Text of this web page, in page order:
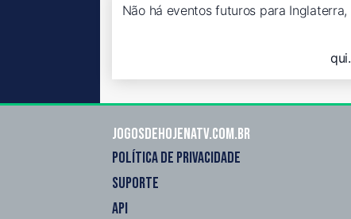
Não há eventos futuros para
Jogosdehojenatv.com.br
POLÍTICA DE PRIVACIDADE
SUPORTE
API